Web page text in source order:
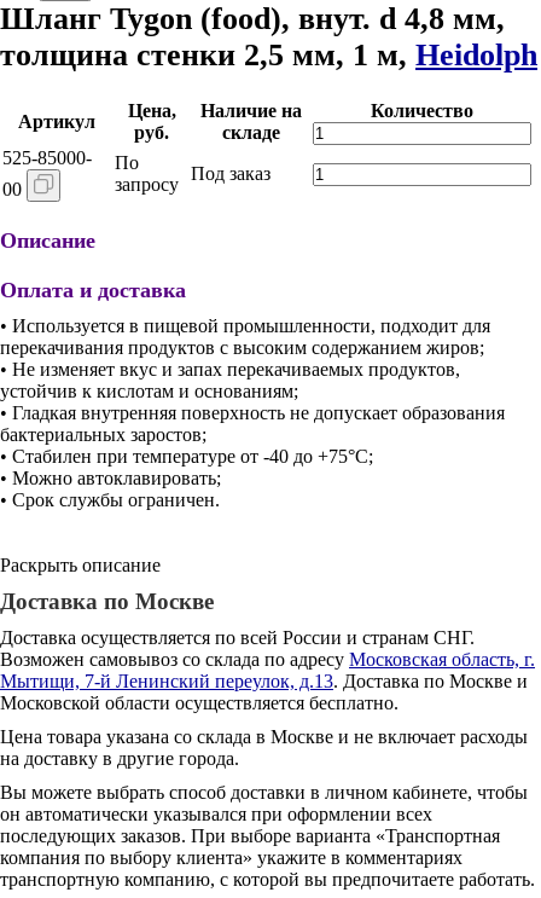
Шланг Tygon (food), внут. d 4,8 мм,
толщина стенки 2,5 мм, 1 м, Heidolph
Артикул
Цена,
руб.
Наличие на
складе
Количество
525-85000-
00
По
запросу
Под заказ
Описание
Оплата и доставка
• Используется в пищевой промышленности, подходит для
перекачивания продуктов с высоким содержанием жиров;
• Не изменяет вкус и запах перекачиваемых продуктов,
устойчив к кислотам и основаниям;
• Гладкая внутренняя поверхность не допускает образования
бактериальных заростов;
• Стабилен при температуре от -40 до +75°С;
• Можно автоклавировать;
• Срок службы ограничен.
Раскрыть описание
Доставка по Москве
Доставка осуществляется по всей России и странам СНГ.
Возможен самовывоз со склада по адресу Московская область, г.
Мытищи, 7-й Ленинский переулок, д.13. Доставка по Москве и
Московской области осуществляется бесплатно.
Цена товара указана со склада в Москве и не включает расходы
на доставку в другие города.
Вы можете выбрать способ доставки в личном кабинете, чтобы
он автоматически указывался при оформлении всех
последующих заказов. При выборе варианта «Транспортная
компания по выбору клиента» укажите в комментариях
транспортную компанию, с которой вы предпочитаете работать.